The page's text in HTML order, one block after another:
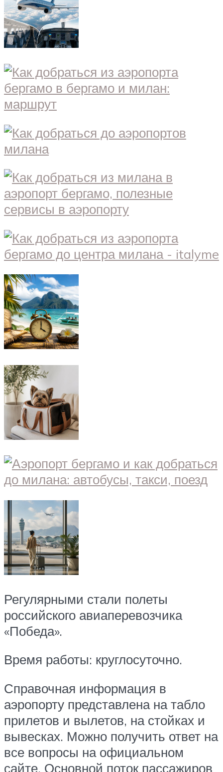
Регулярными стали полеты
российского авиаперевозчика
«Победа».
Время работы: круглосуточно.
Справочная информация в
аэропорту представлена на табло
прилетов и вылетов, на стойках и
вывесках. Можно получить ответ на
все вопросы на официальном
сайте. Основной поток пассажиров